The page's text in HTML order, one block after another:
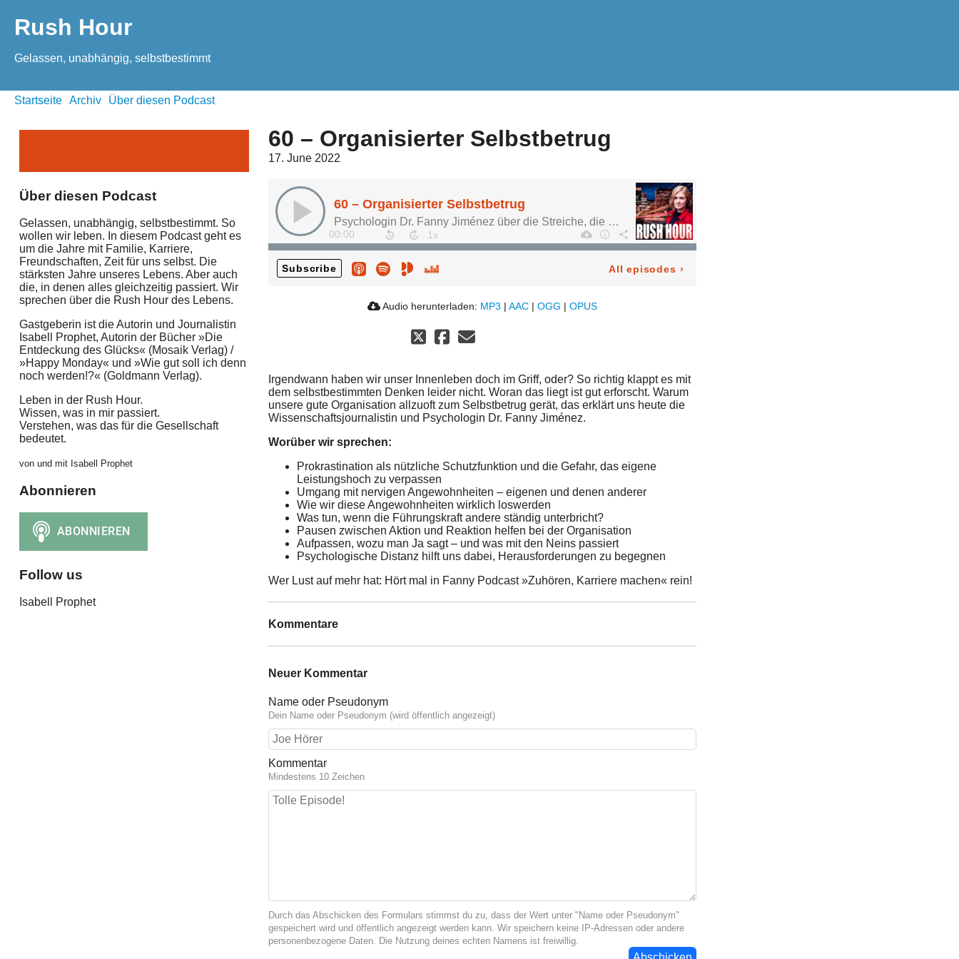
Rush Hour
Gelassen, unabhängig, selbstbestimmt
Startseite Archiv Über diesen Podcast
Über diesen Podcast
Gelassen, unabhängig, selbstbestimmt. So
wollen wir leben. In diesem Podcast geht es
um die Jahre mit Familie, Karriere,
Freundschaften, Zeit für uns selbst. Die
stärksten Jahre unseres Lebens. Aber auch
die, in denen alles gleichzeitig passiert. Wir
sprechen über die Rush Hour des Lebens.
Gastgeberin ist die Autorin und Journalistin
Isabell Prophet, Autorin der Bücher »Die
Entdeckung des Glücks« (Mosaik Verlag) /
»Happy Monday« und »Wie gut soll ich denn
noch werden!?« (Goldmann Verlag).
Leben in der Rush Hour.
Wissen, was in mir passiert.
Verstehen, was das für die Gesellschaft
bedeutet.
von und mit Isabell Prophet
Abonnieren
Follow us
Isabell Prophet
60 – Organisierter Selbstbetrug
17. June 2022
60 – Organisierter Selbstbetrug
Psychologin Dr. Fanny Jiménez über die Streiche, die unsere Gehirne uns spielen
00:00
Subscribe All episodes ›
Audio herunterladen: MP3 |AAC |OGG |OPUS
Irgendwann haben wir unser Innenleben doch im Griff, oder? So richtig klappt es mit
dem selbstbestimmten Denken leider nicht. Woran das liegt ist gut erforscht. Warum
unsere gute Organisation allzuoft zum Selbstbetrug gerät, das erklärt uns heute die
Wissenschaftsjournalistin und Psychologin Dr. Fanny Jiménez.
Worüber wir sprechen:
Prokrastination als nützliche Schutzfunktion und die Gefahr, das eigene
Leistungshoch zu verpassen
Umgang mit nervigen Angewohnheiten – eigenen und denen anderer
Wie wir diese Angewohnheiten wirklich loswerden
Was tun, wenn die Führungskraft andere ständig unterbricht?
Pausen zwischen Aktion und Reaktion helfen bei der Organisation
Aufpassen, wozu man Ja sagt – und was mit den Neins passiert
Psychologische Distanz hilft uns dabei, Herausforderungen zu begegnen
Wer Lust auf mehr hat: Hört mal in Fanny Podcast »Zuhören, Karriere machen« rein!
Kommentare
Neuer Kommentar
Name oder Pseudonym
Dein Name oder Pseudonym (wird öffentlich angezeigt)
Kommentar
Mindestens 10 Zeichen
Durch das Abschicken des Formulars stimmst du zu, dass der Wert unter "Name oder Pseudonym"
gespeichert wird und öffentlich angezeigt werden kann. Wir speichern keine IP-Adressen oder andere
personenbezogene Daten. Die Nutzung deines echten Namens ist freiwillig.